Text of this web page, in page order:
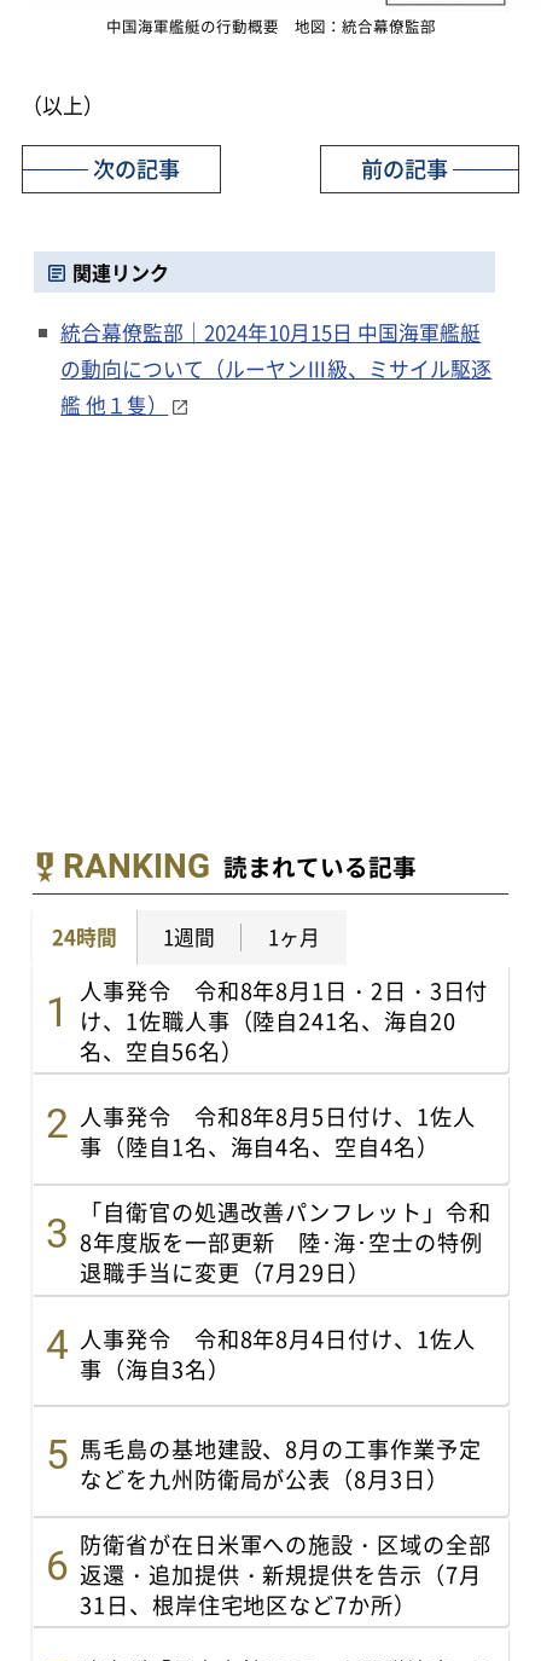
中国海軍艦艇の行動概要 地図：統合幕僚監部
（以上）
前の記事
次の記事
関連リンク
統合幕僚監部｜2024年10月15日 中国海軍艦艇
の動向について（ルーヤンⅢ級、ミサイル駆逐
艦 他１隻）
RANKING 読まれている記事
24時間 1週間 1ヶ月
人事発令 令和8年8月1日・2日・3日付
け、1佐職人事（陸自241名、海自20
名、空自56名）
人事発令 令和8年8月5日付け、1佐人
事（陸自1名、海自4名、空自4名）
「自衛官の処遇改善パンフレット」令和
8年度版を一部更新 陸･海･空士の特例
退職手当に変更（7月29日）
人事発令 令和8年8月4日付け、1佐人
事（海自3名）
馬毛島の基地建設、8月の工事作業予定
などを九州防衛局が公表（8月3日）
防衛省が在日米軍への施設・区域の全部
返還・追加提供・新規提供を告示（7月
31日、根岸住宅地区など7か所）